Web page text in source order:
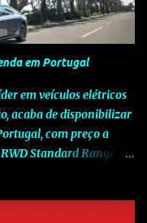
em Portugal
em veículos elétricos
acaba de disponibilizar
com preço a
Standard Range.
automóvel evolui da